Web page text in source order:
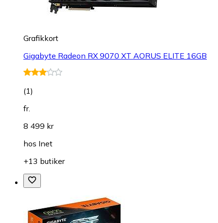
Grafikkort
Gigabyte Radeon RX 9070 XT AORUS ELITE 16GB
(1)
fr.
8 499 kr
hos Inet
+13 butiker